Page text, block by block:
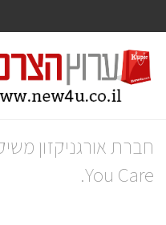
You Care.